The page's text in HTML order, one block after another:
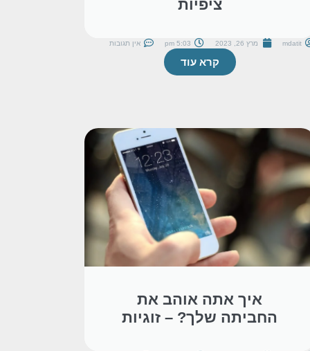
ציפיות
mdatit מרץ 26, 2023 5:03 pm אין תגובות
קרא עוד
איך אתה אוהב את
החביתה שלך? – זוגיות